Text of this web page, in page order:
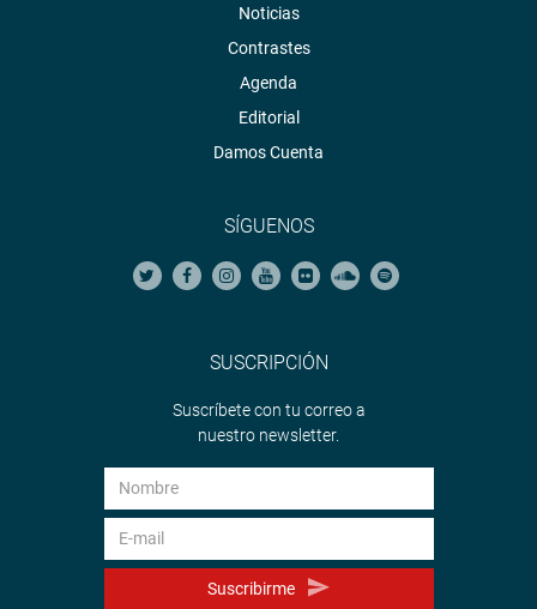
Noticias
Contrastes
Agenda
Editorial
Damos Cuenta
SÍGUENOS
SUSCRIPCIÓN
Suscríbete con tu correo a
nuestro newsletter.
Suscribirme